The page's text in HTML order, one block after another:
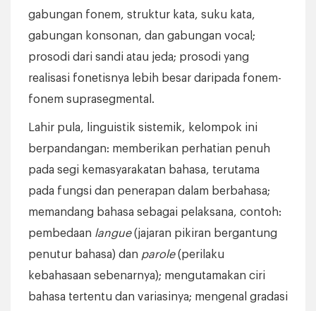
gabungan fonem, struktur kata, suku kata,
gabungan konsonan, dan gabungan vocal;
prosodi dari sandi atau jeda; prosodi yang
realisasi fonetisnya lebih besar daripada fonem-
fonem suprasegmental.
Lahir pula, linguistik sistemik, kelompok ini
berpandangan: memberikan perhatian penuh
pada segi kemasyarakatan bahasa, terutama
pada fungsi dan penerapan dalam berbahasa;
memandang bahasa sebagai pelaksana, contoh:
pembedaan langue(jajaran pikiran bergantung
penutur bahasa) dan parole(perilaku
kebahasaan sebenarnya); mengutamakan ciri
bahasa tertentu dan variasinya; mengenal gradasi